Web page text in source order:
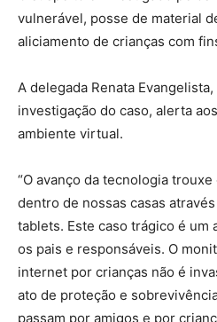
vulnerável, posse de material
aliciamento de crianças com
A delegada Renata
investigação do caso, alerta
ambiente virtual.
“O avanço da tecnologia
dentro de nossas casas
tablets. Este caso trágico é um
os pais e responsáveis. O
internet por crianças não é
ato de proteção e
passam por amigos e por